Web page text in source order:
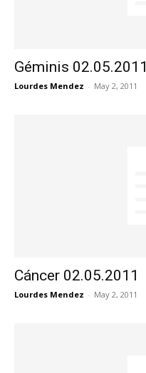
Géminis 02.05.2011
Lourdes Mendez - May 2, 2011
Cáncer 02.05.2011
Lourdes Mendez - May 2, 2011